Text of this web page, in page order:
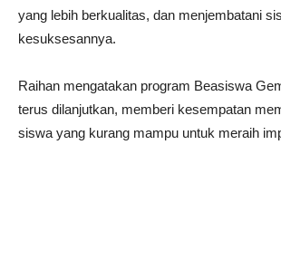
yang lebih berkualitas, dan menjembatani
kesuksesannya.
Raihan mengatakan program Beasiswa
terus dilanjutkan, memberi kesempatan
siswa yang kurang mampu untuk meraih